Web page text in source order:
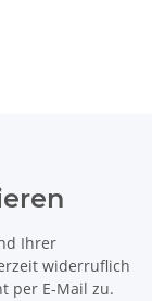
Ihrer
widerruflich
per E-Mail zu.